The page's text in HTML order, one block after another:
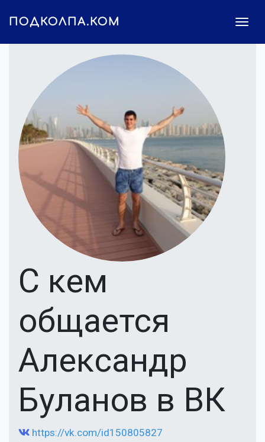
ПОДКОЛПА.КОМ
С кем
общается
Александр
Буланов в ВК
https://vk.com/id150805827